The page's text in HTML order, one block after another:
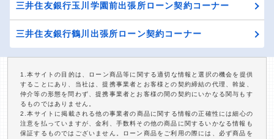
三井住友銀行玉川学園前出張所ローン契約コーナー
三井住友銀行鶴川出張所ローン契約コーナー
1.本サイトの目的は、ローン商品等に関する適切な情報と選択の機会を提供
することにあり、当社は、提携事業者とお客様との契約締結の代理、斡旋、
仲介等の形態を問わず、提携事業者とお客様の間の契約にいかなる関与もす
るものではありません。
2.本サイトに掲載される他の事業者の商品に関する情報の正確性には細心の
注意を払っていますが、金利、手数料その他の商品に関するいかなる情報も
保証するものではございません。ローン商品をご利用の際には、必ず商品を